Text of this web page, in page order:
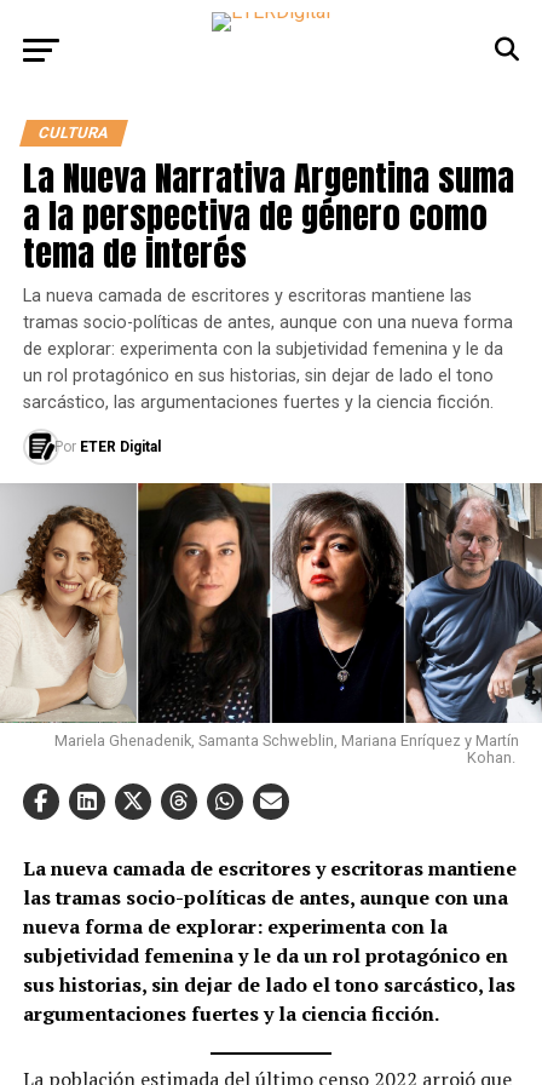
CULTURA
La Nueva Narrativa Argentina suma
a la perspectiva de género como
tema de interés
La nueva camada de escritores y escritoras mantiene las
tramas socio-políticas de antes, aunque con una nueva forma
de explorar: experimenta con la subjetividad femenina y le da
un rol protagónico en sus historias, sin dejar de lado el tono
sarcástico, las argumentaciones fuertes y la ciencia ficción.
Por ETER Digital
Mariela Ghenadenik, Samanta Schweblin, Mariana Enríquez y Martín
Kohan.
La nueva camada de escritores y escritoras mantiene
las tramas socio-políticas de antes, aunque con una
nueva forma de explorar: experimenta con la
subjetividad femenina y le da un rol protagónico en
sus historias, sin dejar de lado el tono sarcástico, las
argumentaciones fuertes y la ciencia ficción.
La población estimada del último censo 2022 arrojó que